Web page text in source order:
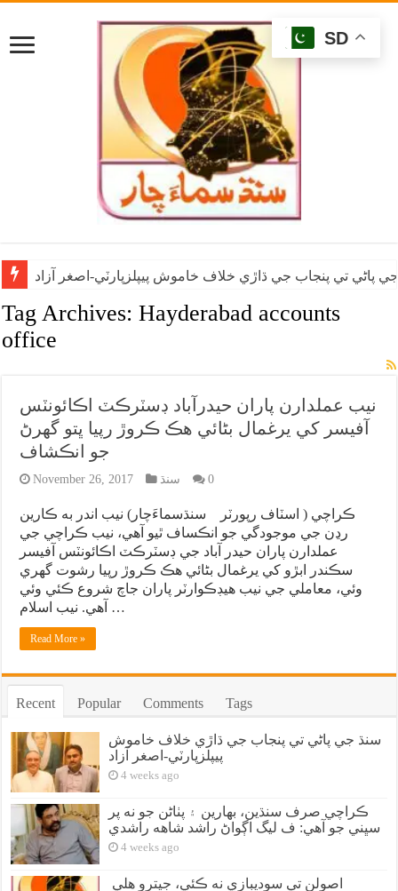
پاڻي تي پنجاب جي ڌاڙي خلاف خاموش پيپلزپارٽي-اصغر آزاد
Tag Archives:Hayderabad accounts
office
نيب عملدارن پاران حيدرآباد ڊسٽرڪٽ اڪائونٽس
آفيسر کي يرغمال بڻائي هڪ ڪروڙ رپيا ڀتو گهرڻ
جو انڪشاف
November 26, 2017 سنڌ 0
ڪراچي ( اسٽاف رپورٽر سنڌسماءَچار) نيب اندر به ڪارين
رڍن جي موجودگي جو انڪساف ٿيو آهي، نيب ڪراچي جي
عملدارن پاران حيدر آباد جي ڊسٽرڪٽ اڪائونٽس آفيسر
سڪندر ابڙو کي يرغمال بڻائي هڪ ڪروڙ رپيا رشوت گهري
وئي، معاملي جي نيب هيڊڪوارٽر پاران جاچ شروع ڪئي وئي
آهي. نيب اسلام …
Read More »
Recent Popular Comments Tags
سنڌ جي پاڻي تي پنجاب جي ڌاڙي خلاف خاموش
پيپلزپارٽي-اصغر آزاد
4 weeks ago
ڪراچي صرف سنڌين، بهارين ۽ پٺاڻن جو نه پر
سڀني جو آهي: ف ليگ اڳواڻ راشد شاهه راشدي
4 weeks ago
SD